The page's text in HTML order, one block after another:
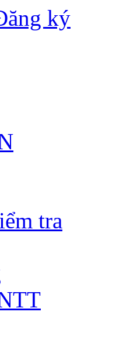
ký
tra